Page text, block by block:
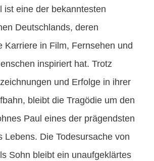
ist eine der bekanntesten
Deutschlands, deren
Karriere in Film, Fernsehen und
inspiriert hat. Trotz
und Erfolge in ihrer
bleibt die Tragödie um den
Paul eines der prägendsten
Lebens. Die Todesursache von
Sohn bleibt ein unaufgeklärtes